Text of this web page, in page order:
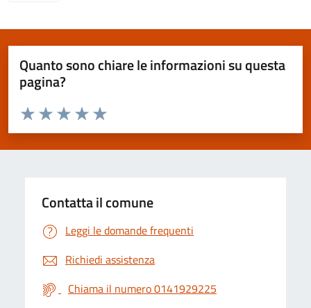
Quanto sono chiare le informazioni su questa
pagina?
Valuta da 1 a 5 stelle la pagina
Valuta 5 stelle su 5
Valuta 4 stelle su 5
Valuta 3 stelle su 5
Valuta 2 stelle su 5
Valuta 1 stelle su 5
Contatta il comune
Leggi le domande frequenti
Richiedi assistenza
Chiama il numero 0141929225